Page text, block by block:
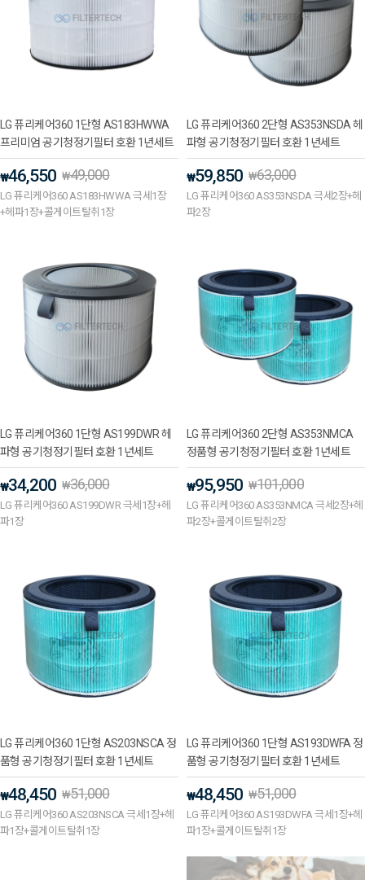
LG 퓨리케어360 1단형 AS183HWWA
프리미엄 공기청정기필터 호환 1년세트
₩46,550 ₩49,000
LG 퓨리케어360 AS183HWWA 극세1장
+헤파1장+콜게이트탈취1장
LG 퓨리케어360 2단형 AS353NSDA 헤
파형 공기청정기필터 호환 1년세트
₩59,850 ₩63,000
LG 퓨리케어360 AS353NSDA 극세2장+헤
파2장
LG 퓨리케어360 1단형 AS199DWR 헤
파형 공기청정기필터 호환 1년세트
₩34,200 ₩36,000
LG 퓨리케어360 AS199DWR 극세1장+헤
파1장
LG 퓨리케어360 2단형 AS353NMCA
정품형 공기청정기필터 호환 1년세트
₩95,950 ₩101,000
LG 퓨리케어360 AS353NMCA 극세2장+헤
파2장+콜게이트탈취2장
LG 퓨리케어360 1단형 AS203NSCA 정
품형 공기청정기필터 호환 1년세트
₩48,450 ₩51,000
LG 퓨리케어360 AS203NSCA 극세1장+헤
파1장+콜게이트탈취1장
LG 퓨리케어360 1단형 AS193DWFA 정
품형 공기청정기필터 호환 1년세트
₩48,450 ₩51,000
LG 퓨리케어360 AS193DWFA 극세1장+헤
파1장+콜게이트탈취1장